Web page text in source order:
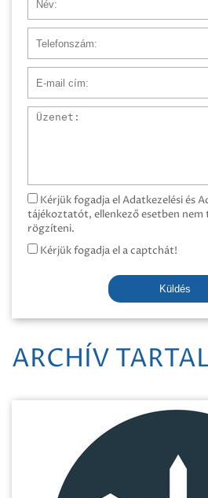
Üzenet
Kérjük fogadja el Adatkezelési és
tájékoztatót, ellenkező esetben nem
rögzíteni.
Kérjük fogadja el a captchát!
Küldés
ARCHÍV